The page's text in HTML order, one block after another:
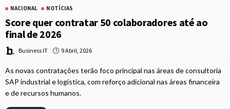
NACIONAL NOTÍCIAS
Score quer contratar 50 colaboradores até ao
final de 2026
Business IT 9 Abril, 2026
As novas contratações terão foco principal nas áreas de consultoria
SAP industrial e logística, com reforço adicional nas áreas financeira
e de recursos humanos.